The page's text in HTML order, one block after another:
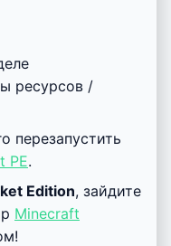
ресурсов /
перезапустить
PE.
Edition, зайдите
Minecraft